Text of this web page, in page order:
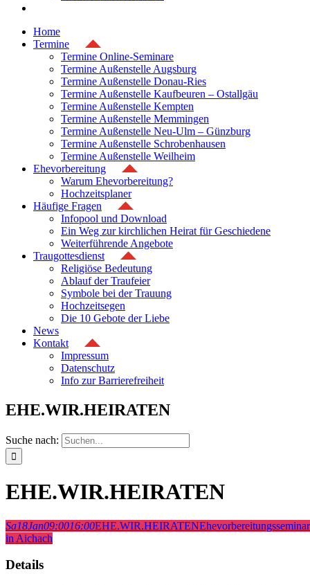
Home
Termine
Termine Online-Seminare
Termine Außenstelle Augsburg
Termine Außenstelle Donau-Ries
Termine Außenstelle Kaufbeuren – Ostallgäu
Termine Außenstelle Kempten
Termine Außenstelle Memmingen
Termine Außenstelle Neu-Ulm – Günzburg
Termine Außenstelle Schrobenhausen
Termine Außenstelle Weilheim
Ehevorbereitung
Warum Ehevorbereitung?
Hochzeitsplaner
Häufige Fragen
Infopool und Download
Ein Weg zur kirchlichen Heirat für Geschiedene
Weiterführende Angebote
Traugottesdienst
Religiöse Bedeutung
Ablauf der Traufeier
Symbole bei der Trauung
Hochzeitsegen
Die 10 Gebote der Liebe
News
Kontakt
Impressum
Datenschutz
Info zur Barrierefreiheit
EHE.WIR.HEIRATEN
Suche nach:
EHE.WIR.HEIRATEN
Sa18Jan09:0016:00EHE.WIR.HEIRATENEhevorbereitungsseminar
in Aichach
Details